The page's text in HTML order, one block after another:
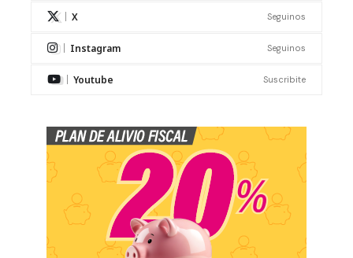
X Seguinos
Instagram Seguinos
Youtube Suscribite